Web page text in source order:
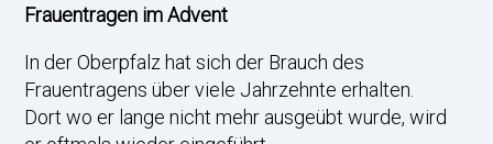
Frauentragen im Advent
In der Oberpfalz hat sich der Brauch des
Frauentragens über viele Jahrzehnte erhalten.
Dort wo er lange nicht mehr ausgeübt wurde, wird